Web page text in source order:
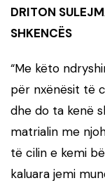
DRITON
SHKENCËS
“Me këto
për nxënësit të
dhe do ta kenë
matrialin me
të cilin e kemi
kaluara jemi